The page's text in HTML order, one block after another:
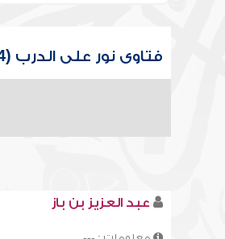
فتاوى نور على الدرب (544)
عبد العزيز بن باز